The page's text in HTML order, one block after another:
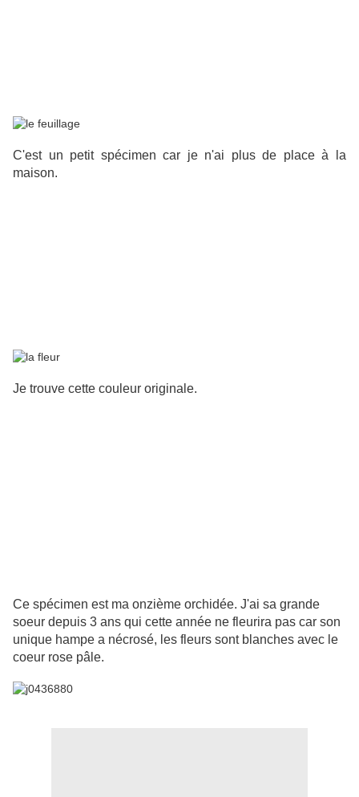
C'est un petit spécimen car je n'ai plus de place à la
maison.
Je trouve cette couleur originale.
Ce spécimen est ma onzième orchidée. J'ai sa grande
soeur depuis 3 ans qui cette année ne fleurira pas car son
unique hampe a nécrosé, les fleurs sont blanches avec le
coeur rose pâle.